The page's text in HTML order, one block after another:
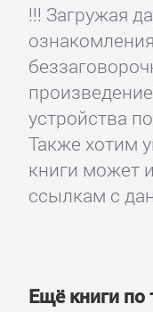
!!! Загружая
устройства
Также хотим
книги может
ссылкам с
Ещё книги по